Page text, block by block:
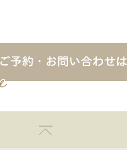
ご予約・お問い合わせ